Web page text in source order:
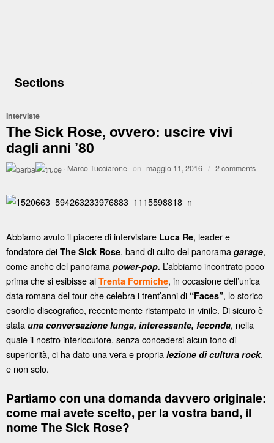
Sections
Interviste
The Sick Rose, ovvero: uscire vivi
dagli anni ’80
· Marco Tucciarone on maggio 11, 2016 / 2 comments
Abbiamo avuto il piacere di intervistare Luca Re, leader e
fondatore dei The Sick Rose, band di culto del panorama garage,
come anche del panorama power-pop. L’abbiamo incontrato poco
prima che si esibisse al Trenta Formiche, in occasione dell’unica
data romana del tour che celebra i trent’anni di “Faces”, lo storico
esordio discografico, recentemente ristampato in vinile. Di sicuro è
stata una conversazione lunga, interessante, feconda, nella
quale il nostro interlocutore, senza concedersi alcun tono di
superiorità, ci ha dato una vera e propria lezione di cultura rock,
e non solo.
Partiamo con una domanda davvero originale:
come mai avete scelto, per la vostra band, il
nome The Sick Rose?